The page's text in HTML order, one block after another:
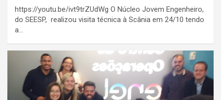
https://youtu.be/ivt9trZUdWg O Núcleo Jovem Engenheiro,
do SEESP, realizou visita técnica à Scânia em 24/10 tendo
a…